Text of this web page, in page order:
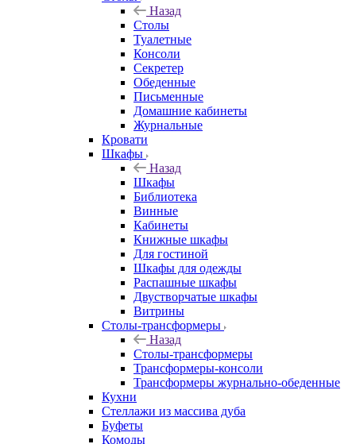
Назад
Столы
Туалетные
Консоли
Секретер
Обеденные
Письменные
Домашние кабинеты
Журнальные
Кровати
Шкафы
Назад
Шкафы
Библиотека
Винные
Кабинеты
Книжные шкафы
Для гостиной
Шкафы для одежды
Распашные шкафы
Двустворчатые шкафы
Витрины
Столы-трансформеры
Назад
Столы-трансформеры
Трансформеры-консоли
Трансформеры журнально-обеденные
Кухни
Стеллажи из массива дуба
Буфеты
Комоды